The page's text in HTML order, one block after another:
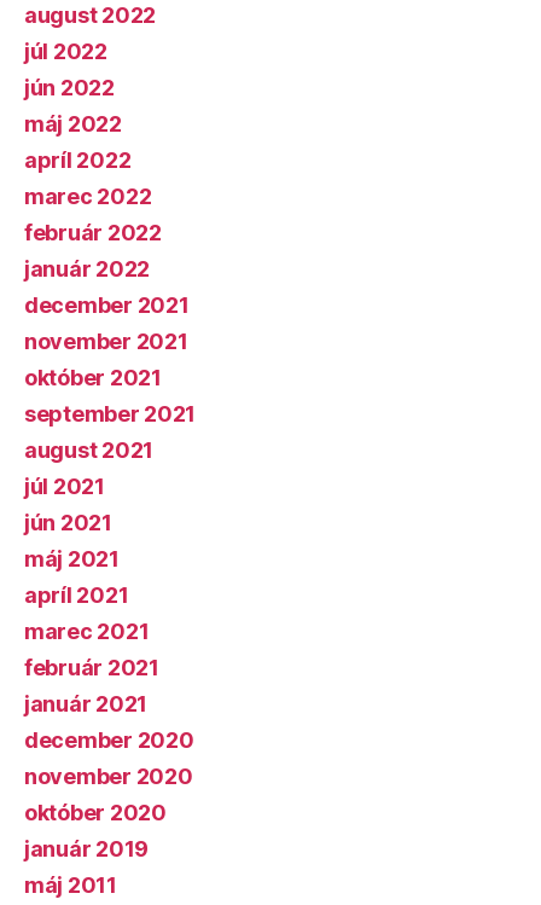
august 2022
júl 2022
jún 2022
máj 2022
apríl 2022
marec 2022
február 2022
január 2022
december 2021
november 2021
október 2021
september 2021
august 2021
júl 2021
jún 2021
máj 2021
apríl 2021
marec 2021
február 2021
január 2021
december 2020
november 2020
október 2020
január 2019
máj 2011